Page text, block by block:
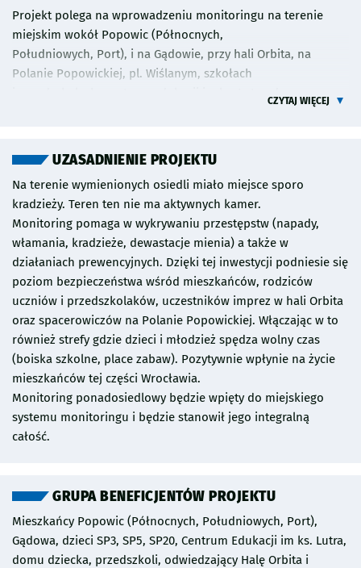
wniosków o podobnym zakresie. Inwestycja będzie musiała
być zrealizowana zgodnie z zasadami projektowania
uniwersalnego. Załączniki mają charakter wyłącznie
pomocniczy, a w przypadku rozbieżności między opisem
etapie opracowania dokumentacji projektowej konieczne
Konserwatora Zabytków, których treść może mieć istotny
wpływ na ostateczny kształt projektu.
Projekt polega na wprowadzeniu monitoringu na terenie
miejskim wokół Popowic (Północnych,
Południowych, Port), i na Gądowie, przy hali Orbita, na
Polanie Popowickiej, pl. Wiślanym, szkołach
ulice: Bobrzą, Białowieską, Rysią,
Niedźwiedzią, Kwiską, Kłodnicką, ks. M. Lutra, Wejherowską,
Popowicką. Zamontowane kamery
byłyby w miejscach, gdzie jest duży przepływ ludzi. Projekt
zwiększy spokój i bezpieczeństwo
mieszkańców przez wpięcie kamer w system monitoringu
miejskiego. Pomoże także w działaniach
prewencyjnych zniechęcając do łamania prawa oraz
pomagając Policji.
CZYTAJ WIĘCEJ
UZASADNIENIE PROJEKTU
Na terenie wymienionych osiedli miało miejsce sporo
kradzieży. Teren ten nie ma aktywnych kamer.
Monitoring pomaga w wykrywaniu przestępstw (napady,
włamania, kradzieże, dewastacje mienia) a także w
działaniach prewencyjnych. Dzięki tej inwestycji podniesie się
poziom bezpieczeństwa wśród mieszkańców, rodziców
uczniów i przedszkolaków, uczestników imprez w hali Orbita
oraz spacerowiczów na Polanie Popowickiej. Włączając w to
również strefy gdzie dzieci i młodzież spędza wolny czas
(boiska szkolne, place zabaw). Pozytywnie wpłynie na życie
mieszkańców tej części Wrocławia.
Monitoring ponadosiedlowy będzie wpięty do miejskiego
systemu monitoringu i będzie stanowił jego integralną
całość.
GRUPA BENEFICJENTÓW PROJEKTU
Mieszkańcy Popowic (Północnych, Południowych, Port),
Gądowa, dzieci SP3, SP5, SP20, Centrum Edukacji im ks. Lutra,
domu dziecka, przedszkoli, odwiedzający Halę Orbita i